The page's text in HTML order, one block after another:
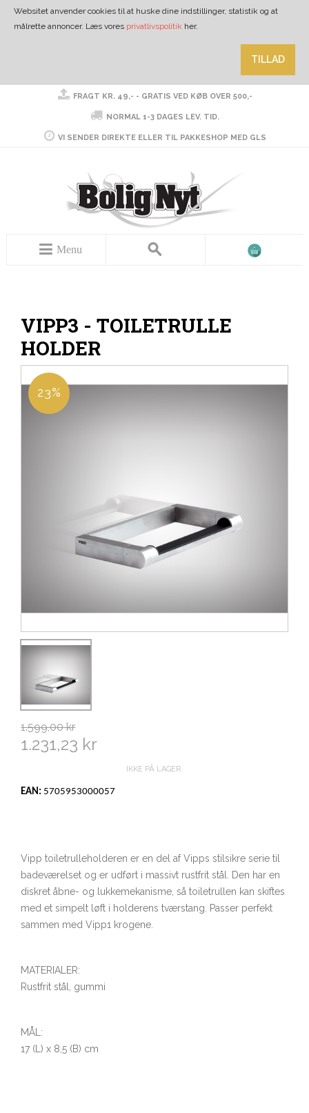
Websitet anvender cookies til at huske dine indstillinger, statistik og at
målrette annoncer. Læs vores privatlivspolitik her.
TILLAD
FRAGT KR. 49,- - GRATIS VED KØB OVER 500,-
NORMAL 1-3 DAGES LEV. TID.
VI SENDER DIREKTE ELLER TIL PAKKESHOP MED GLS
Menu
VIPP3 - TOILETRULLE
HOLDER
23%
1.599,00 kr
1.231,23 kr
IKKE PÅ LAGER
EAN: 5705953000057
Vipp toiletrulleholderen er en del af Vipps stilsikre serie til
badeværelset og er udført i massivt rustfrit stål. Den har en
diskret åbne- og lukkemekanisme, så toiletrullen kan skiftes
med et simpelt løft i holderens tværstang. Passer perfekt
sammen med Vipp1 krogene.
MATERIALER:
Rustfrit stål, gummi
MÅL:
17 (L) x 8,5 (B) cm